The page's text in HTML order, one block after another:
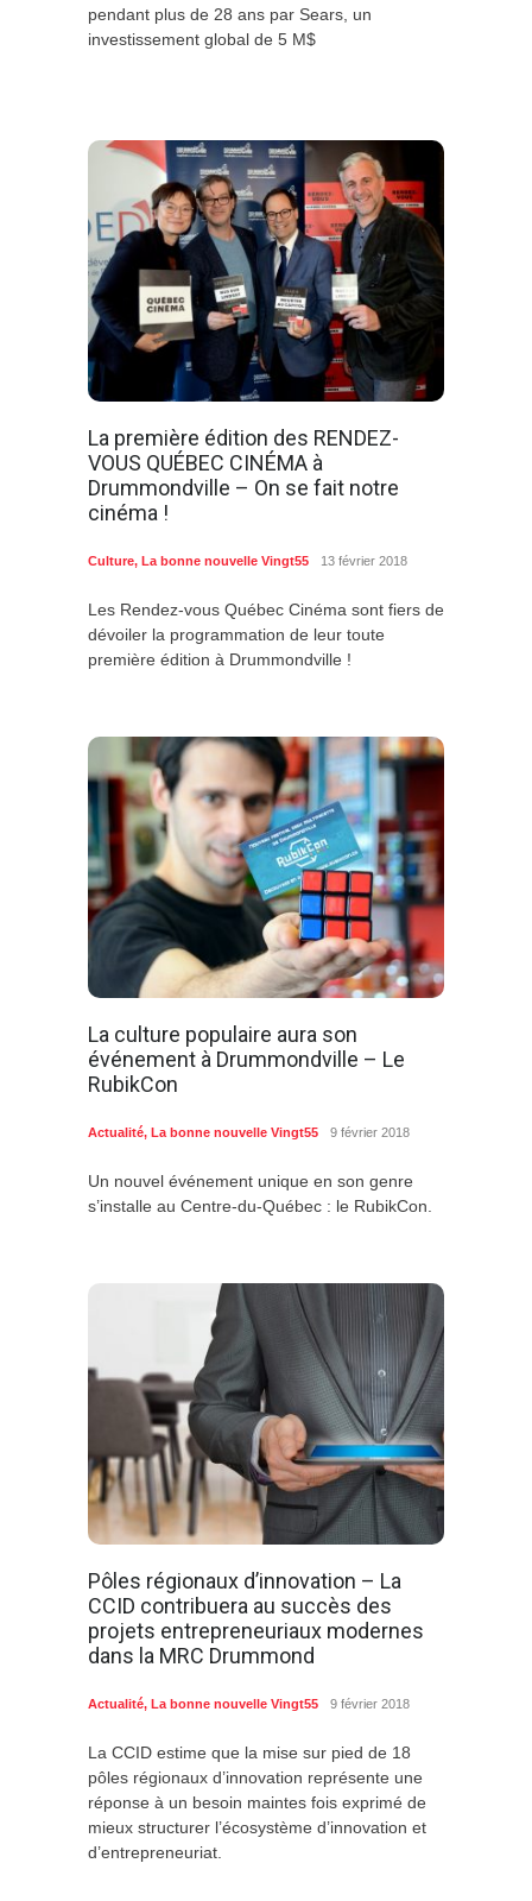
pendant plus de 28 ans par Sears, un
investissement global de 5 M$
La première édition des RENDEZ-
VOUS QUÉBEC CINÉMA à
Drummondville – On se fait notre
cinéma !
Culture, La bonne nouvelle Vingt55 13 février 2018
Les Rendez-vous Québec Cinéma sont fiers de
dévoiler la programmation de leur toute
première édition à Drummondville !
La culture populaire aura son
événement à Drummondville – Le
RubikCon
Actualité, La bonne nouvelle Vingt55 9 février 2018
Un nouvel événement unique en son genre
s’installe au Centre-du-Québec : le RubikCon.
Pôles régionaux d’innovation – La
CCID contribuera au succès des
projets entrepreneuriaux modernes
dans la MRC Drummond
Actualité, La bonne nouvelle Vingt55 9 février 2018
La CCID estime que la mise sur pied de 18
pôles régionaux d’innovation représente une
réponse à un besoin maintes fois exprimé de
mieux structurer l’écosystème d’innovation et
d’entrepreneuriat.